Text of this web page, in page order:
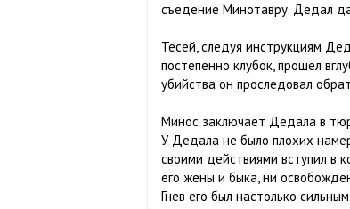
съедение Минотавру. Дедал
Тесей, следуя инструкциям
постепенно клубок, прошел
убийства он проследовал
Минос заключает Дедала в
У Дедала не было плохих
своими действиями вступил в
его жены и быка, ни
Гнев его был настолько